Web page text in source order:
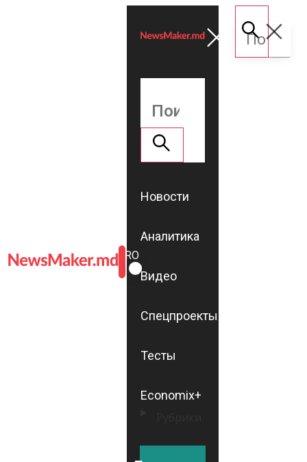
ROMÂNĂ
RU
Новости
Аналитика
Видео
Спецпроекты
Тесты
Economix+